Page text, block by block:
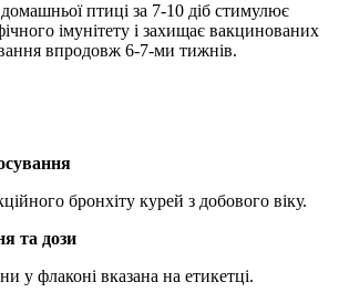
птиці за 7-10 діб стимулює
імунітету і захищає вакцинованих
впродовж 6-7-ми тижнів.
бронхіту курей з добового віку.
та дози
у флаконі вказана на етикетці.